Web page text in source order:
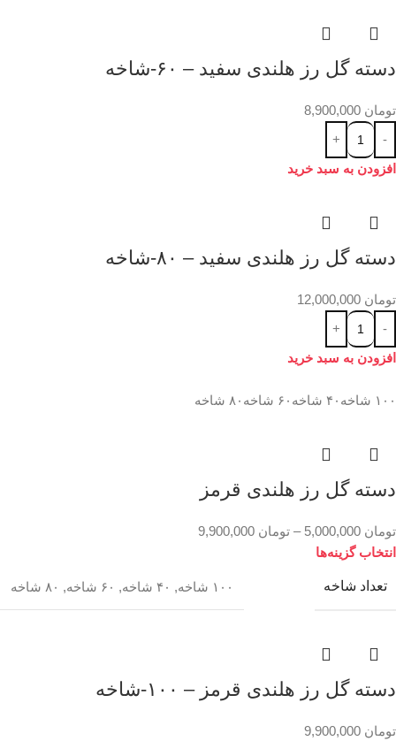
دسته گل رز هلندی سفید – ۶۰-شاخه
تومان
افزودن به سبد خرید
دسته گل رز هلندی سفید – ۸۰-شاخه
تومان
افزودن به سبد خرید
۱۰۰ شاخه ۴۰ شاخه ۶۰ شاخه ۸۰ شاخه
دسته گل رز هلندی قرمز
تومان – تومان
انتخاب گزینه‌ها
تعداد شاخه ۱۰۰ شاخه , ۴۰ شاخه , ۶۰ شاخه , ۸۰ شاخه
دسته گل رز هلندی قرمز – ۱۰۰-شاخه
تومان